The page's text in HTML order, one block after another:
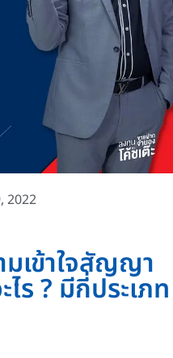
2022
เข้าใจสัญญา
ร ? มีกี่ประเภท